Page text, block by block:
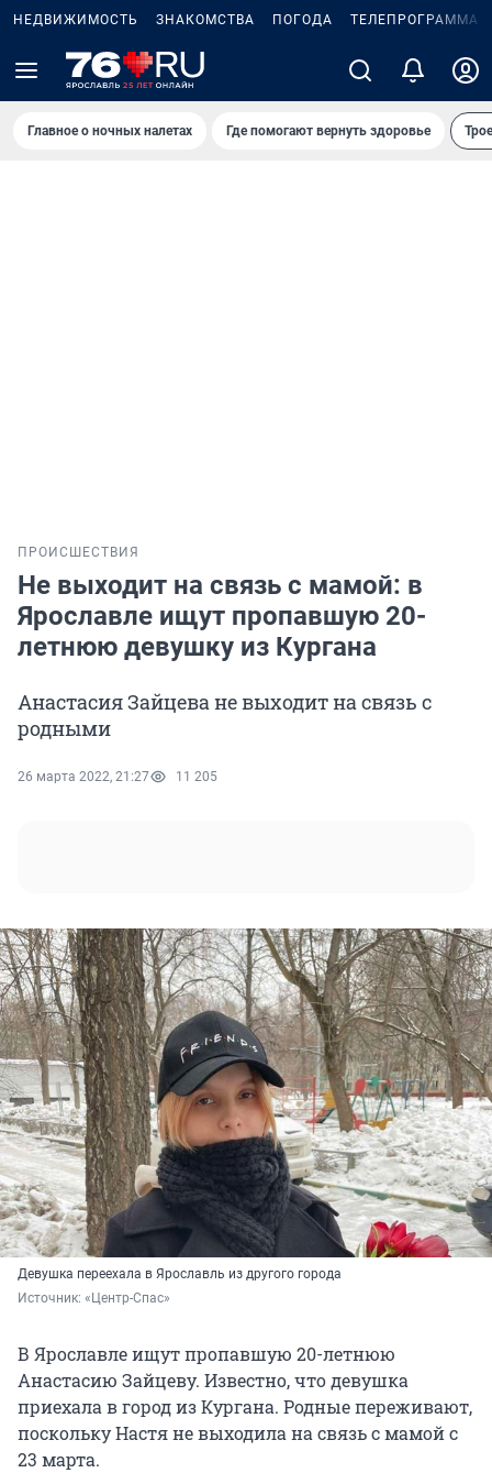
НЕДВИЖИМОСТЬ ЗНАКОМСТВА ПОГОДА ТЕЛЕПРОГРАММА
Главное о ночных налетах Где помогают вернуть здоровье
ПРОИСШЕСТВИЯ
Не выходит на связь с мамой: в
Ярославле ищут пропавшую 20-
летнюю девушку из Кургана
Анастасия Зайцева не выходит на связь с
родными
26 марта 2022, 21:27 11 205
Девушка переехала в Ярославль из другого города
Источник: «Центр-Спас»
В Ярославле ищут пропавшую 20-летнюю
Анастасию Зайцеву. Известно, что девушка
приехала в город из Кургана. Родные переживают,
поскольку Настя не выходила на связь с мамой с
23 марта.